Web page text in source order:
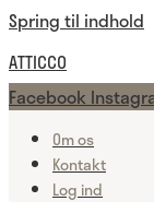
Spring til indhold
ATTICCO
Facebook
Om os
Kontakt
Log ind